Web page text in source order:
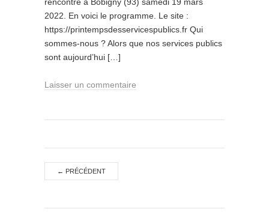
2022. En voici le programme. Le site :
https://printempsdesservicespublics.fr Qui
sommes-nous ? Alors que nos services publics
sont aujourd’hui […]
Laisser un commentaire
← PRÉCÉDENT